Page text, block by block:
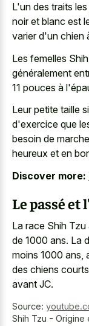
L'un des traits
noir et blanc est
varier d'un chien
Les femelles
généralement
11 pouces à
Leur petite taille
d'exercice que
besoin de
heureux et en
Discover more:
Le passé et
La race Shih
de 1000 ans. La
moins 1000 ans,
des chiens courts
avant JC.
Source:
Shih Tzu - Origine